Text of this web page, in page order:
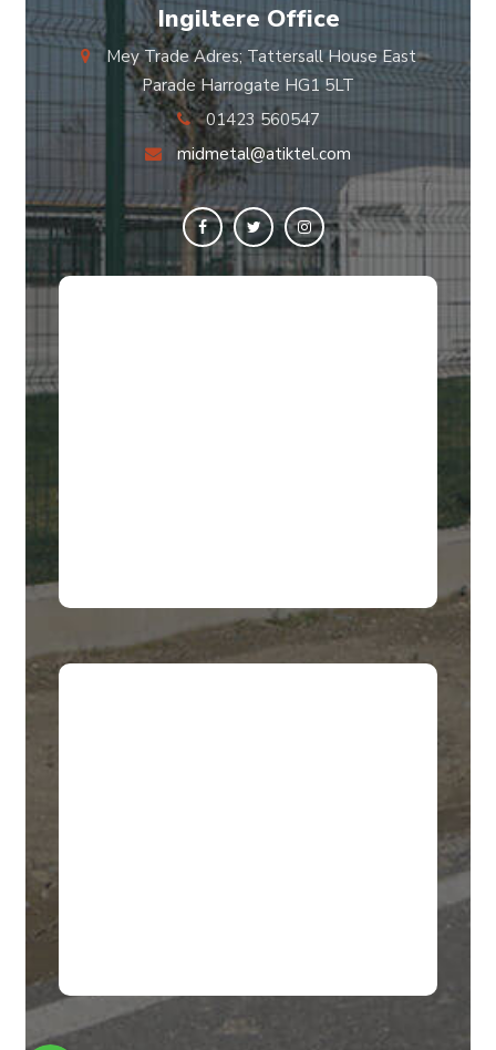
Ingiltere Office
Mey Trade Adres; Tattersall House East
Parade Harrogate HG1 5LT
01423 560547
midmetal@atiktel.com